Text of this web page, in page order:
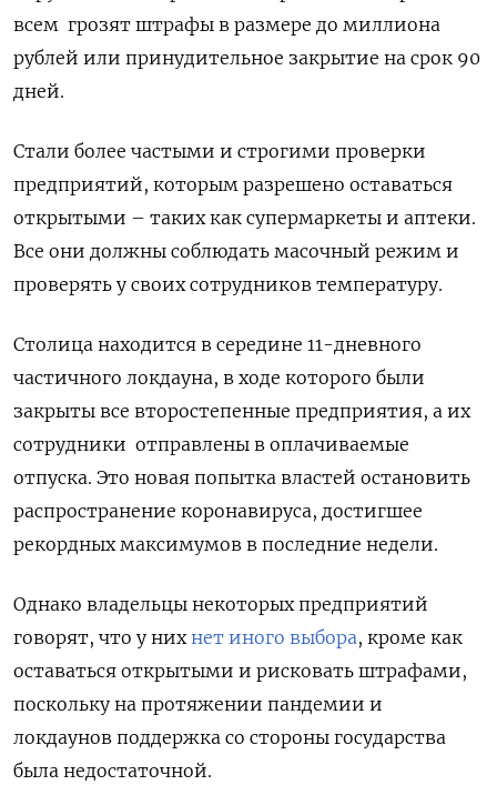
всем грозят штрафы в размере до миллиона
рублей или принудительное закрытие на срок 90
дней.
Стали более частыми и строгими проверки
предприятий, которым разрешено оставаться
открытыми – таких как супермаркеты и аптеки.
Все они должны соблюдать масочный режим и
проверять у своих сотрудников температуру.
Столица находится в середине 11-дневного
частичного локдауна, в ходе которого были
закрыты все второстепенные предприятия, а их
сотрудники отправлены в оплачиваемые
отпуска. Это новая попытка властей остановить
распространение коронавируса, достигшее
рекордных максимумов в последние недели.
Однако владельцы некоторых предприятий
говорят, что у нихнет иного выбора, кроме как
оставаться открытыми и рисковать штрафами,
поскольку на протяжении пандемии и
локдаунов поддержка со стороны государства
была недостаточной.